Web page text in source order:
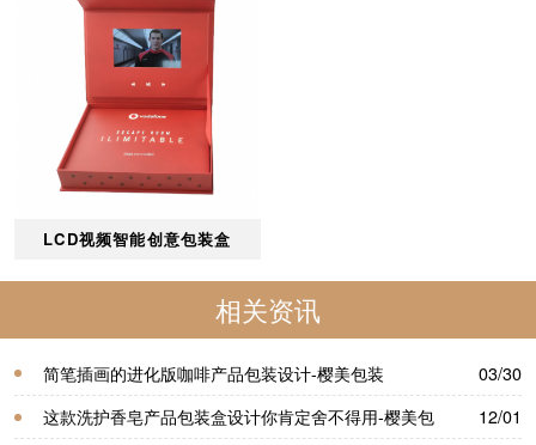
LCD视频智能创意包装盒
相关资讯
简笔插画的进化版咖啡产品包装设计-樱美包装
03/30
这款洗护香皂产品包装盒设计你肯定舍不得用-樱美包
12/01